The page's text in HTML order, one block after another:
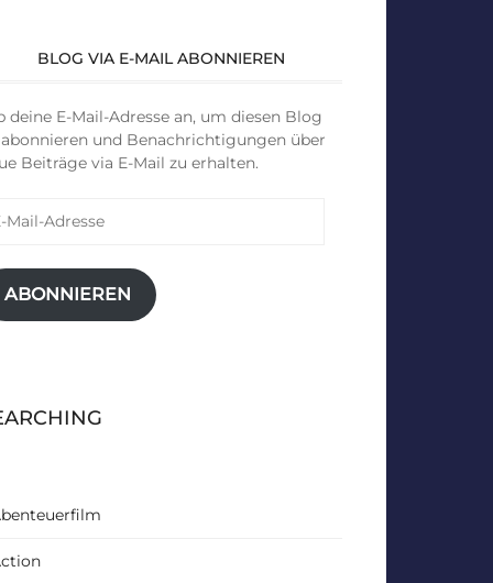
BLOG VIA E-MAIL ABONNIEREN
deine E-Mail-Adresse an, um diesen Blog
und Benachrichtigungen über
Beiträge via E-Mail zu erhalten.
ABONNIEREN